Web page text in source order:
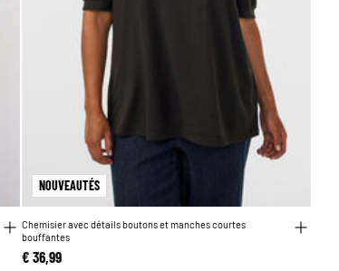
NOUVEAUTÉS
Chemisier avec détails boutons et manches courtes
bouffantes
€ 36,99